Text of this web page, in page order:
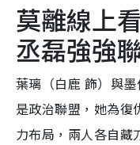
莫離線上
丞磊強強
葉璃（白鹿 飾）與
是政治聯盟，她為復
力布局，兩人各自藏